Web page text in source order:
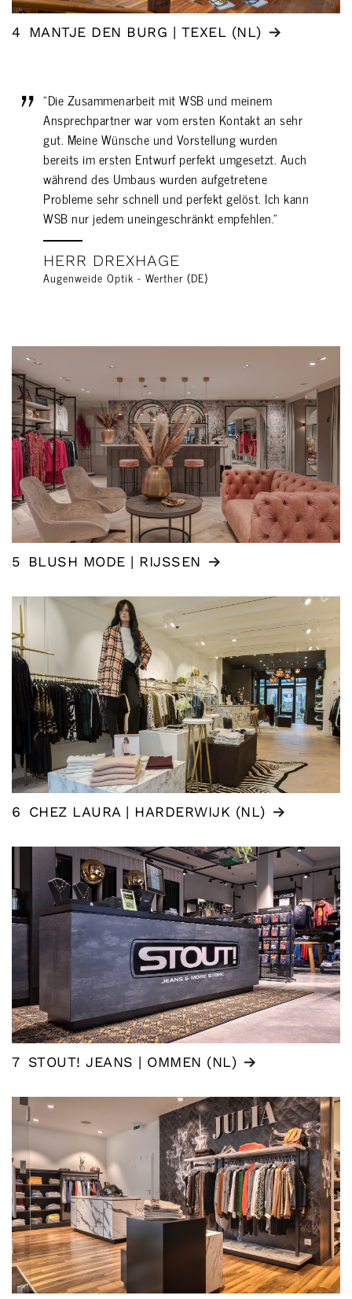
4 MANTJE DEN BURG | TEXEL (NL)
"Die Zusammenarbeit mit WSB und meinem
Ansprechpartner war vom ersten Kontakt an sehr
gut. Meine Wünsche und Vorstellung wurden
bereits im ersten Entwurf perfekt umgesetzt. Auch
während des Umbaus wurden aufgetretene
Probleme sehr schnell und perfekt gelöst. Ich kann
WSB nur jedem uneingeschränkt empfehlen."
HERR DREXHAGE
Augenweide Optik - Werther (DE)
5 BLUSH MODE | RIJSSEN
6 CHEZ LAURA | HARDERWIJK (NL)
7 STOUT! JEANS | OMMEN (NL)